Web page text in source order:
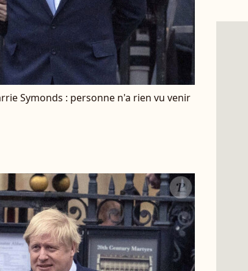
Symonds : personne n'a rien vu venir